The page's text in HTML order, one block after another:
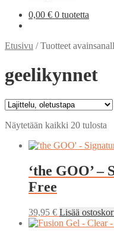
0,00 € 0 tuotetta
Etusivu /Tuotteet
geelikynnet
Näytetään kaikki 20 tulosta
‘the GOO’
Free
39,95 € Lisää